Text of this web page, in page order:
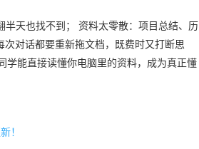
天也找不到； 资料太零散：项目总结、历
对话都要重新拖文档，既费时又打断思
学能直接读懂你电脑里的资料，成为真正懂